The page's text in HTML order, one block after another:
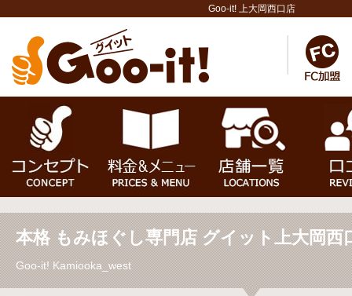
Goo-it! 上大岡西口店
本格 もみほぐし専門店 グイット上大岡西
Goo-it! Kamiooka_west